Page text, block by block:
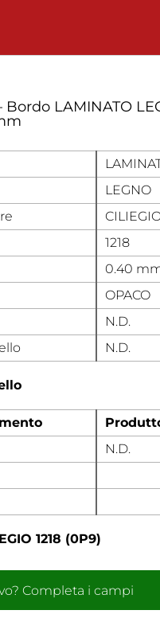
Bordo LAMINATO
LEGNO
1218
0.40
OPACO
N.D.
N.D.
N.D.
1218 (0P9)